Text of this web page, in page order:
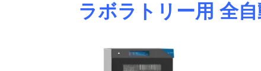
ラボラトリー用 全